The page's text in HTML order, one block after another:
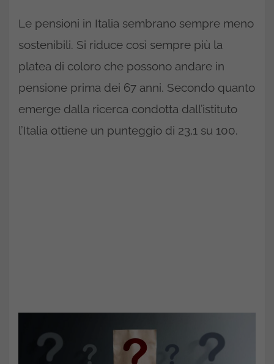
Le pensioni in Italia sembrano sempre meno
sostenibili. Si riduce così sempre più la
platea di coloro che possono andare in
pensione prima dei 67 anni. Secondo quanto
emerge dalla ricerca condotta dall’istituto
l’Italia ottiene un punteggio di 23,1 su 100.